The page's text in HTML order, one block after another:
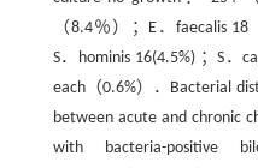
（8.4％）；E．faecalis 18
S．hominis 16(4.5%) ；S．
each（0.6%）．Bacterial
between acute and chronic
with bacteria-positive